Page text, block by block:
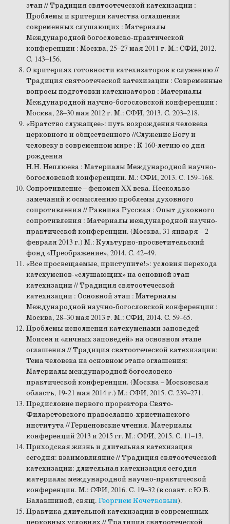
этап // Традиция святоотеческой катехизации :
Проблемы и критерии качества оглашения
современных слушающих : Материалы
Международной богословско-практической
конференции : Москва, 25–27 мая 2011 г. М.: СФИ, 2012.
С. 143–156.
О критериях готовности катехизаторов к служению //
Традиция святоотеческой катехизации : Современные
вопросы подготовки катехизаторов : Материалы
Международной научно-богословской конференции :
Москва, 28–30 мая 2012 г. М.: СФИ, 2013. С. 203–218.
«Братство служащее»: путь возрождения человека
церковного и общественного //Служение Богу и
человеку в современном мире : К 160-летию со дня
рождения
Н.Н. Неплюева : Материалы Международной научно-
богословской конференции. М.: СФИ, 2013. С. 159–168.
Сопротивление – феномен XX века. Несколько
замечаний к осмыслению проблемы духовного
сопротивления // Равнина Русская : Опыт духовного
сопротивления : Материалы международной научно-
практической конференции. (Москва, 31 января – 2
февраля 2013 г.) М.: Культурно-просветительский
фонд «Преображение», 2014. С. 42–49.
«Все просвещаемые, приступите!»: условия перехода
катехуменов-«слушающих» на основной этап
катехизации // Традиция святоотеческой
катехизации : Основной этап : Материалы
Международной научно-богословской конференции :
Москва, 28–30 мая 2013 г. М.: СФИ, 2014. С. 59–65.
Проблемы исполнения катехуменами заповедей
Моисея и «личных заповедей» на основном этапе
оглашения // Традиция святоотеческой катехизации:
Тема человека на основном этапе оглашения:
Материалы международной богословско-
практической конференции. (Москва – Московская
область, 19-21 мая 2014 г.) М.: СФИ, 2015. С. 239–271.
Предисловие первого проректора Свято-
Филаретовского православно-христианского
института // Герценовские чтения. Материалы
конференций 2013 и 2015 гг. М.: СФИ, 2015. С. 11–13.
Приходская жизнь и длительная катехизация
сегодня: взаимовлияние // Традиция святоотеческой
катехизации: длительная катехизация сегодня
материалы международной научно-практической
конференции. М.: СФИ, 2016. С. 19–32 (в соавт. с Ю.В.
Балакшиной, свящ. Георгием Кочетковым).
Практика длительной катехизации в современных